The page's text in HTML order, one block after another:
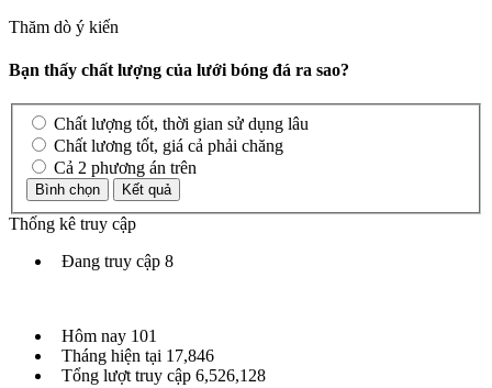
Thăm dò ý kiến
Bạn thấy chất lượng của lưới bóng đá ra sao?
Chất lượng tốt, thời gian sử dụng lâu
Chất lương tốt, giá cả phải chăng
Cả 2 phương án trên
Thống kê truy cập
Đang truy cập 8
Hôm nay 101
Tháng hiện tại 17,846
Tổng lượt truy cập 6,526,128